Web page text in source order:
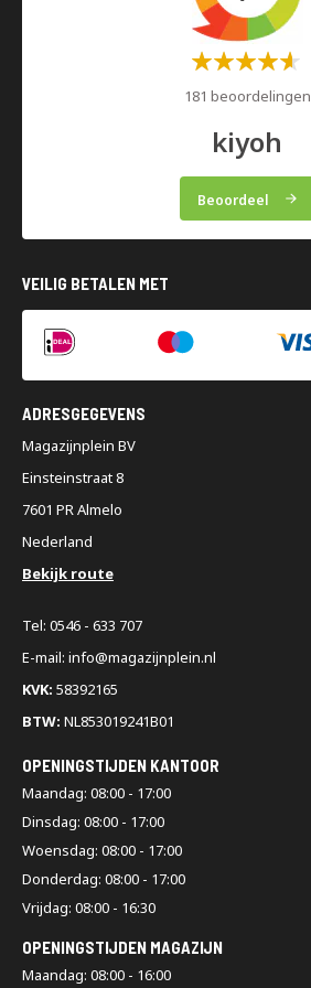
Waardering:
181 beoordelingen
kiyoh
Beoordeel
VEILIG BETALEN MET
ADRESGEGEVENS
Magazijnplein BV
Einsteinstraat 8
7601 PR Almelo
Nederland
Bekijk route
Tel: 0546 - 633 707
E-mail: info@magazijnplein.nl
KVK: 58392165
BTW: NL853019241B01
OPENINGSTIJDEN KANTOOR
Maandag: 08:00 - 17:00
Dinsdag: 08:00 - 17:00
Woensdag: 08:00 - 17:00
Donderdag: 08:00 - 17:00
Vrijdag: 08:00 - 16:30
OPENINGSTIJDEN MAGAZIJN
Maandag: 08:00 - 16:00